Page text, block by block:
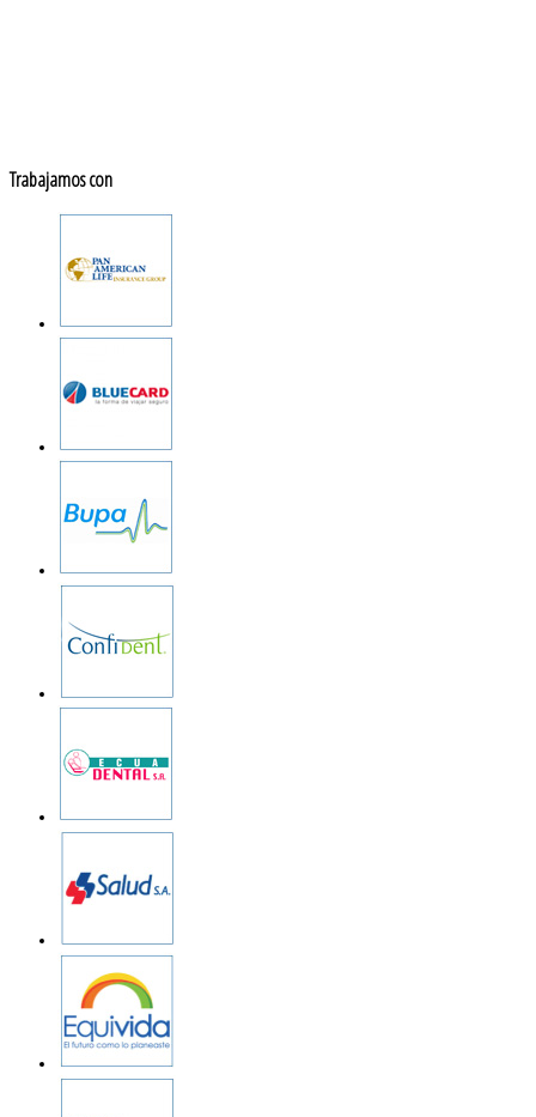
Trabajamos con